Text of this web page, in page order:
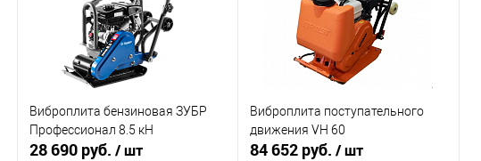
В избранное
Недоступно
Виброплита бензиновая ЗУБР
Профессионал 8.5 кН
28 690 руб. / шт
Виброплита поступательного
движения VH 60
84 652 руб./ шт